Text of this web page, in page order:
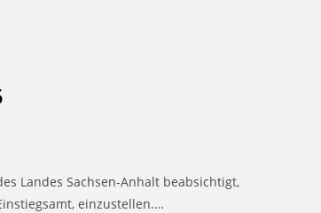
Landes Sachsen-Anhalt beabsichtigt,
einzustellen.…